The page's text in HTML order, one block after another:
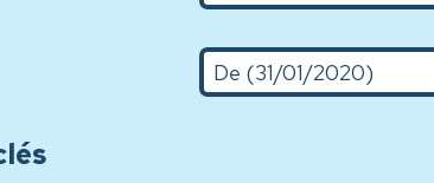
De (d/m/Y)